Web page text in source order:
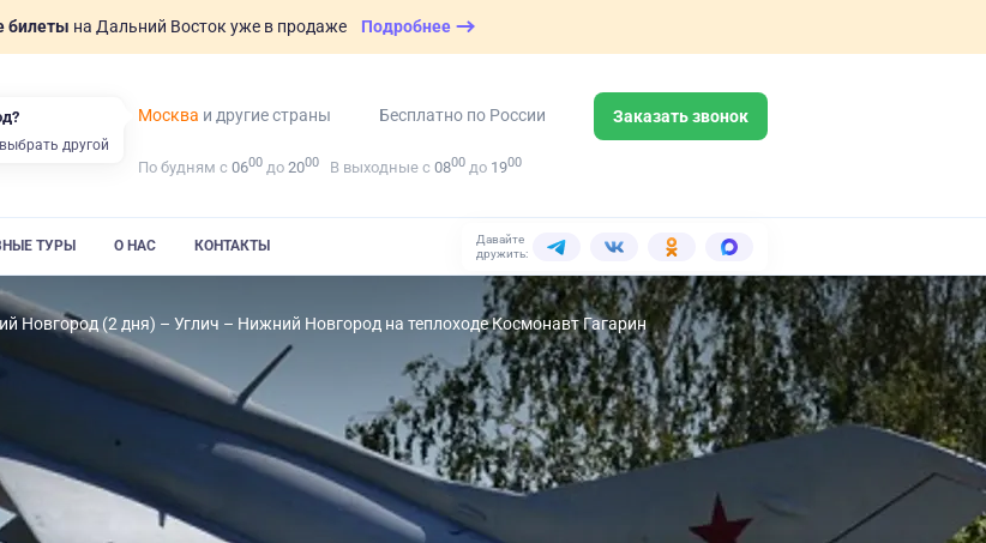
билеты на Дальний Восток уже в продаже Подробнее
Москва и другие страны Бесплатно по России Заказать звонок
По будням с 0600 до 2000 В выходные с 0800 до 1900
ТУРЫ О НАС КОНТАКТЫ
Давайте
дружить:
Новгород (2 дня) – Углич – Нижний Новгород на теплоходе Космонавт Гагарин
другой